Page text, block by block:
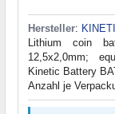
Hersteller:
Lithium coin
12,5x2,0mm;
Kinetic Battery
Anzahl je